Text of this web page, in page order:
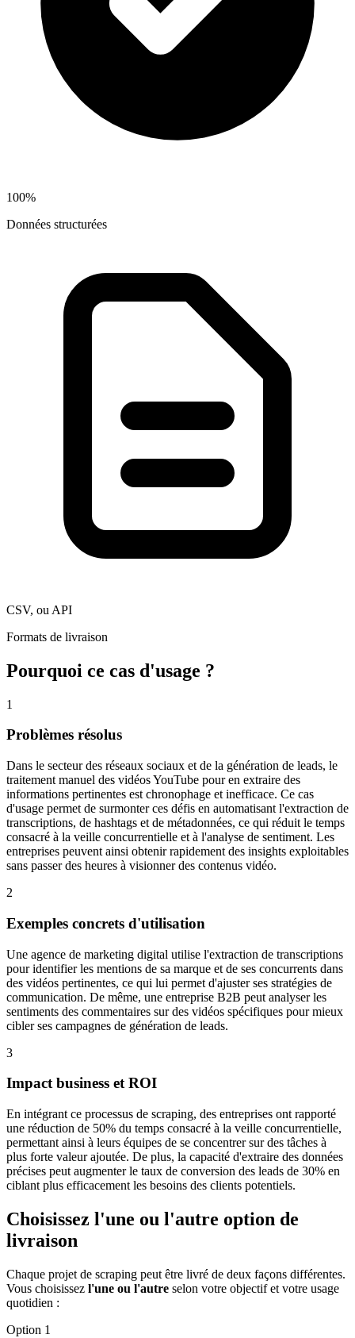
100%
Données structurées
CSV, ou API
Formats de livraison
Pourquoi ce cas d'usage ?
1
Problèmes résolus
Dans le secteur des réseaux sociaux et de la génération de leads, le
traitement manuel des vidéos YouTube pour en extraire des
informations pertinentes est chronophage et inefficace. Ce cas
d'usage permet de surmonter ces défis en automatisant l'extraction de
transcriptions, de hashtags et de métadonnées, ce qui réduit le temps
consacré à la veille concurrentielle et à l'analyse de sentiment. Les
entreprises peuvent ainsi obtenir rapidement des insights exploitables
sans passer des heures à visionner des contenus vidéo.
2
Exemples concrets d'utilisation
Une agence de marketing digital utilise l'extraction de transcriptions
pour identifier les mentions de sa marque et de ses concurrents dans
des vidéos pertinentes, ce qui lui permet d'ajuster ses stratégies de
communication. De même, une entreprise B2B peut analyser les
sentiments des commentaires sur des vidéos spécifiques pour mieux
cibler ses campagnes de génération de leads.
3
Impact business et ROI
En intégrant ce processus de scraping, des entreprises ont rapporté
une réduction de 50% du temps consacré à la veille concurrentielle,
permettant ainsi à leurs équipes de se concentrer sur des tâches à
plus forte valeur ajoutée. De plus, la capacité d'extraire des données
précises peut augmenter le taux de conversion des leads de 30% en
ciblant plus efficacement les besoins des clients potentiels.
Choisissez l'une ou l'autre option de
livraison
Chaque projet de scraping peut être livré de deux façons différentes.
Vous choisissez l'une ou l'autre selon votre objectif et votre usage
quotidien :
Option 1